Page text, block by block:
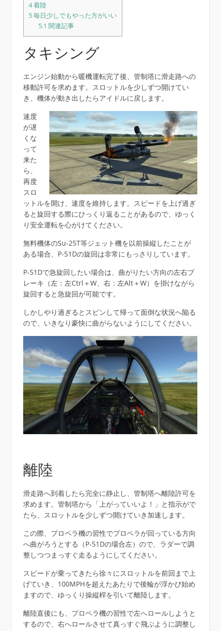
4着陸
5毎日少しでもやった方がいい
5.1 関連記事
タキシング
エンジン始動から暖機運転完了後、管制塔に滑走路への
移動許可を求めます。スロットルを少しずつ開けてい
き、機体が動き出したらアイドルに戻します。
速度
が遅
くな
って
来た
ら、
再度
スロ
ットルを開け、速度を維持します。スピードを上げ過ぎ
ると旋回する際にひっくり返ることがあるので、ゆっく
り安全運転を心がけてください。
無料機体のSu-25T等ジェット機を以前操縦したことが
ある場合、P-51Dの旋回は非常にもっさりしています。
P-51Dで急旋回したい場合は、曲がりたい方向の左右ブ
レーキ（左：左Ctrl＋W、右：左Alt＋W）を掛けながら
旋回すると急旋回が可能です。
しかしやり過ぎるとスピンして帰って面倒な状況へ陥る
ので、いきなり豪快に曲がらないようにしてください。
離陸
滑走路へ到着したら完全に静止し、管制塔へ離陸許可を
求めます。管制塔から「上がっていいよ！」と指示がで
たら、スロットルを少しずつ開けていき加速します。
この際、プロペラ機の習性でプロペラが回っている方向
へ曲がろうとする（P-51Dの場合左）ので、ラダーで調
整しつつまっすぐ走るようにしてください。
スピードが乗ってきたら徐々にスロットルを前回まで上
げていき、100MPHを超えたあたりで後輪が浮かび始め
ますので、ゆっくり操縦桿を引いて離陸します。
離陸直後にも、プロペラ機の習性で左へロールしようと
するので、右へロールさせて真っすぐ飛ぶように調整し